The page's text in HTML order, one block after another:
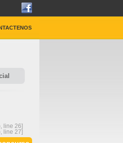
, line 26]
, line 27]